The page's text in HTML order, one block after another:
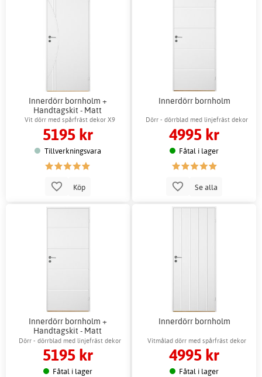
Innerdörr bornholm +
Handtagskit - Matt
Vit dörr med spårfräst dekor X9
5195 kr
Tillverkningsvara
Köp
Innerdörr bornholm
Dörr - dörrblad med linjefräst dekor
4995 kr
Fåtal i lager
Se alla
Innerdörr bornholm +
Handtagskit - Matt
Dörr - dörrblad med linjefräst dekor
5195 kr
Fåtal i lager
Innerdörr bornholm
Vitmålad dörr med spårfräst dekor
4995 kr
Fåtal i lager